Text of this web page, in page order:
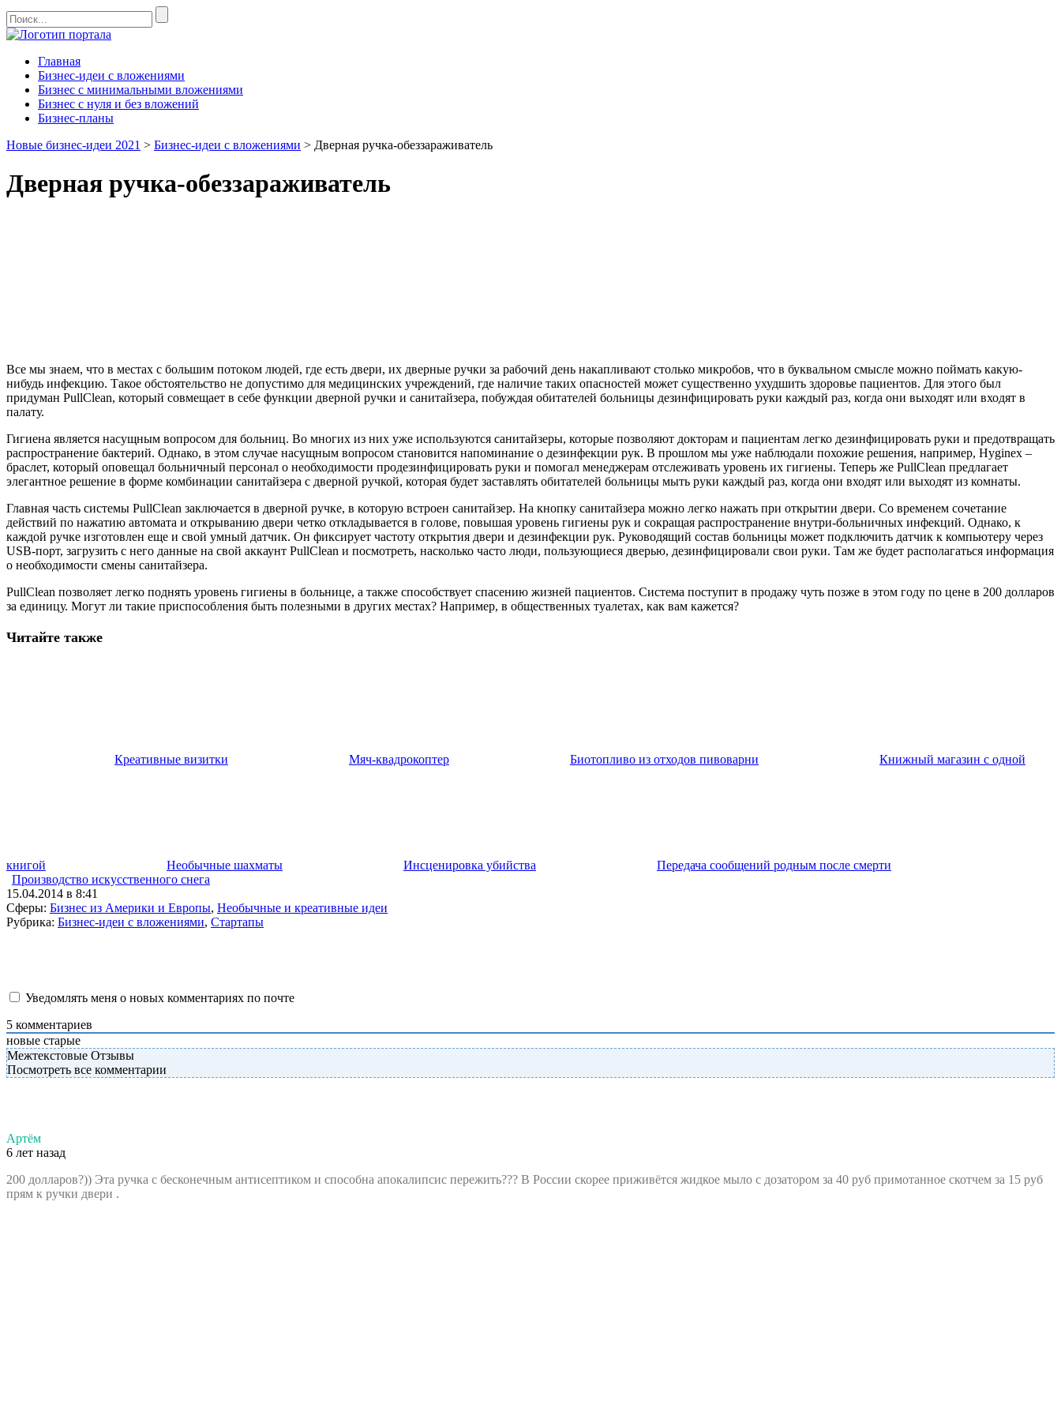
Главная
Бизнес-идеи с вложениями
Бизнес с минимальными вложениями
Бизнес с нуля и без вложений
Бизнес-планы
Новые бизнес-идеи 2021 > Бизнес-идеи с вложениями > Дверная ручка-обеззараживатель
Дверная ручка-обеззараживатель
Все мы знаем, что в местах с большим потоком людей, где есть двери, их дверные ручки за рабочий день накапливают столько микробов, что в буквальном смысле можно поймать какую-
нибудь инфекцию. Такое обстоятельство не допустимо для медицинских учреждений, где наличие таких опасностей может существенно ухудшить здоровье пациентов. Для этого был
придуман PullClean, который совмещает в себе функции дверной ручки и санитайзера, побуждая обитателей больницы дезинфицировать руки каждый раз, когда они выходят или входят в
палату.
Гигиена является насущным вопросом для больниц. Во многих из них уже используются санитайзеры, которые позволяют докторам и пациентам легко дезинфицировать руки и предотвращать
распространение бактерий. Однако, в этом случае насущным вопросом становится напоминание о дезинфекции рук. В прошлом мы уже наблюдали похожие решения, например, Hyginex –
браслет, который оповещал больничный персонал о необходимости продезинфицировать руки и помогал менеджерам отслеживать уровень их гигиены. Теперь же PullClean предлагает
элегантное решение в форме комбинации санитайзера с дверной ручкой, которая будет заставлять обитателей больницы мыть руки каждый раз, когда они входят или выходят из комнаты.
Главная часть системы PullClean заключается в дверной ручке, в которую встроен санитайзер. На кнопку санитайзера можно легко нажать при открытии двери. Со временем сочетание
действий по нажатию автомата и открыванию двери четко откладывается в голове, повышая уровень гигиены рук и сокращая распространение внутри-больничных инфекций. Однако, к
каждой ручке изготовлен еще и свой умный датчик. Он фиксирует частоту открытия двери и дезинфекции рук. Руководящий состав больницы может подключить датчик к компьютеру через
USB-порт, загрузить с него данные на свой аккаунт PullClean и посмотреть, насколько часто люди, пользующиеся дверью, дезинфицировали свои руки. Там же будет располагаться информация
о необходимости смены санитайзера.
PullClean позволяет легко поднять уровень гигиены в больнице, а также способствует спасению жизней пациентов. Система поступит в продажу чуть позже в этом году по цене в 200 долларов
за единицу. Могут ли такие приспособления быть полезными в других местах? Например, в общественных туалетах, как вам кажется?
Читайте также
Креативные визитки Мяч-квадрокоптер Биотопливо из отходов пивоварни Книжный магазин с одной
книгой Необычные шахматы Инсценировка убийства
Передача сообщений родным после смерти
Производство искусственного снега
15.04.2014 в 8:41
Сферы: Бизнес из Америки и Европы, Необычные и креативные идеи
Рубрика: Бизнес-идеи с вложениями, Стартапы
Уведомлять меня о новых комментариях по почте
5 комментариев
новые старые
Межтекстовые Отзывы
Посмотреть все комментарии
Артём
6 лет назад
200 долларов?)) Эта ручка с бесконечным антисептиком и способна апокалипсис пережить??? В России скорее приживётся жидкое мыло с дозатором за 40 руб примотанное скотчем за 15 руб
прям к ручки двери .